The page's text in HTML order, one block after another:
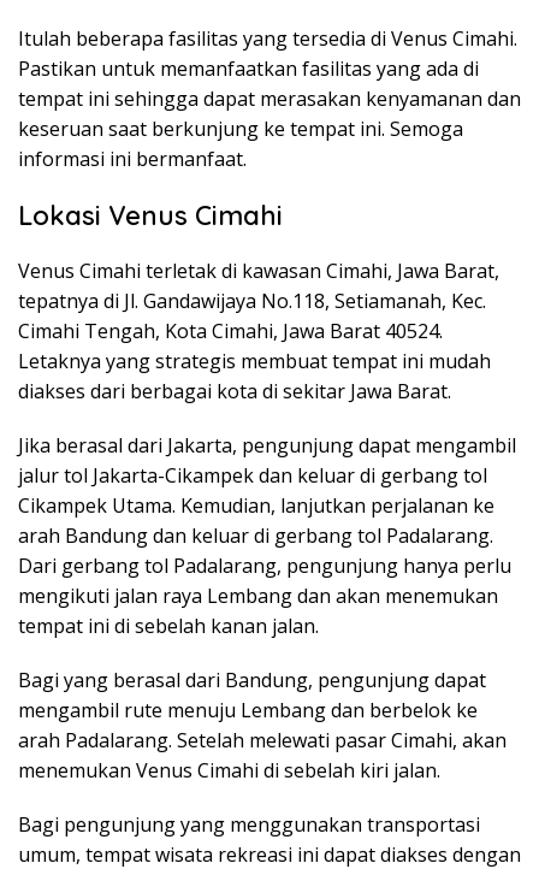
Itulah beberapa fasilitas yang tersedia di Venus Cimahi.
Pastikan untuk memanfaatkan fasilitas yang ada di
tempat ini sehingga dapat merasakan kenyamanan dan
keseruan saat berkunjung ke tempat ini. Semoga
informasi ini bermanfaat.
Lokasi Venus Cimahi
Venus Cimahi terletak di kawasan Cimahi, Jawa Barat,
tepatnya di Jl. Gandawijaya No.118, Setiamanah, Kec.
Cimahi Tengah, Kota Cimahi, Jawa Barat 40524.
Letaknya yang strategis membuat tempat ini mudah
diakses dari berbagai kota di sekitar Jawa Barat.
Jika berasal dari Jakarta, pengunjung dapat mengambil
jalur tol Jakarta-Cikampek dan keluar di gerbang tol
Cikampek Utama. Kemudian, lanjutkan perjalanan ke
arah Bandung dan keluar di gerbang tol Padalarang.
Dari gerbang tol Padalarang, pengunjung hanya perlu
mengikuti jalan raya Lembang dan akan menemukan
tempat ini di sebelah kanan jalan.
Bagi yang berasal dari Bandung, pengunjung dapat
mengambil rute menuju Lembang dan berbelok ke
arah Padalarang. Setelah melewati pasar Cimahi, akan
menemukan Venus Cimahi di sebelah kiri jalan.
Bagi pengunjung yang menggunakan transportasi
umum, tempat wisata rekreasi ini dapat diakses dengan